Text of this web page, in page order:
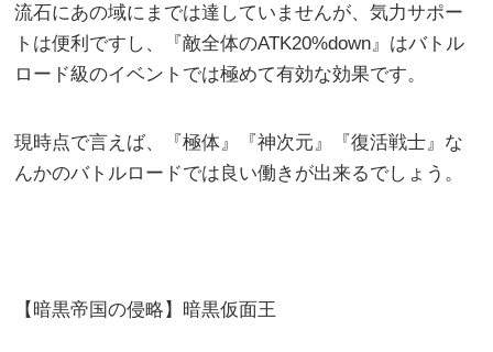
流石にあの域にまでは達していませんが、気力サポー
トは便利ですし、『敵全体のATK20%down』はバトル
ロード級のイベントでは極めて有効な効果です。
現時点で言えば、『極体』『神次元』『復活戦士』な
んかのバトルロードでは良い働きが出来るでしょう。
【暗黒帝国の侵略】暗黒仮面王